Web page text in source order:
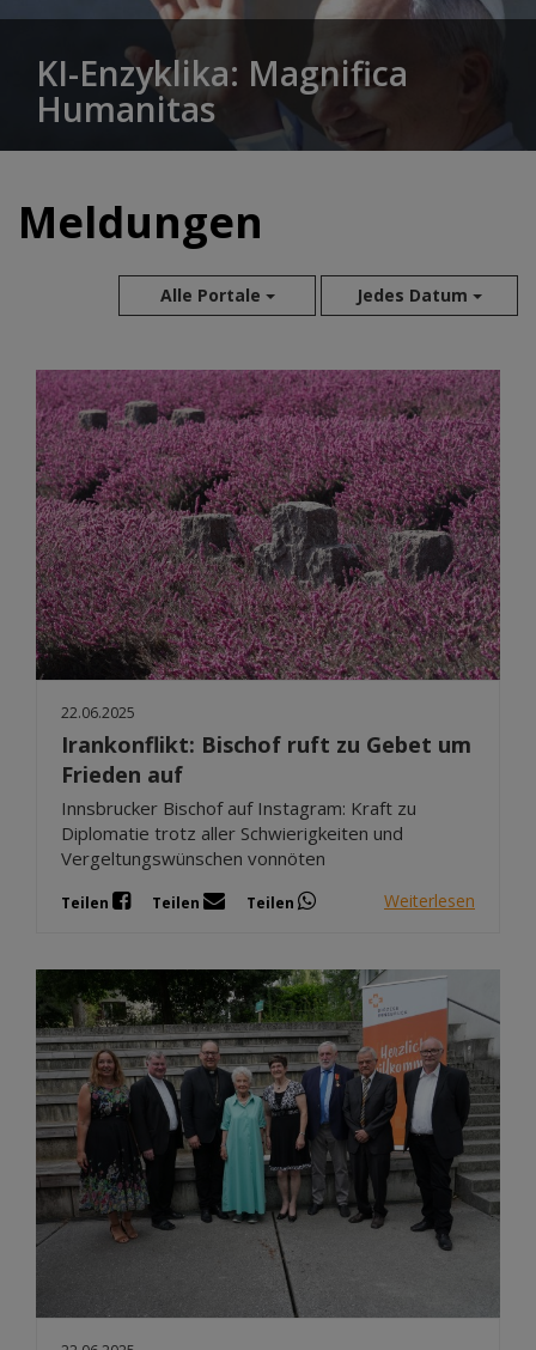
KI-Enzyklika: Magnifica
Humanitas
Meldungen
Alle Portale Jedes Datum
Aug 2026
Jul 2026
Jun 2026
Mai 2026
Apr 2026
Mär 2026
Feb 2026
Jan 2026
Dez 2025
Nov 2025
22.06.2025
Irankonflikt: Bischof ruft zu Gebet um
Frieden auf
Innsbrucker Bischof auf Instagram: Kraft zu
Diplomatie trotz aller Schwierigkeiten und
Vergeltungswünschen vonnöten
Teilen Teilen Teilen Weiterlesen